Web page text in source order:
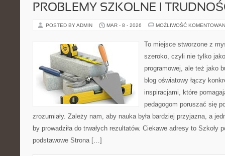
PROBLEMY SZKOLNE I
POSTED BY ADMIN MAR - 8 - 2026 MOŻLIWOŚĆ
To miejsce stworzone z
szeroko, czyli nie tylko
programowej, ale też jako
blog oświatowy łączy
inspiracjami, które
pedagogom poruszać się
zrozumiały. Zależy nam, aby nauka była bardziej przyjazna, a
by prowadziła do trwałych rezultatów. Ciekawe adresy to Szkoły
podstawowe Strona […]